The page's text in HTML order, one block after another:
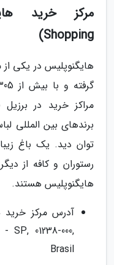
Shopping)
هایگنوپلیس در یکی از
مراکز خرید در برزیل
برندهای بین المللی
توان دید. یک باغ
رستوران و کافه از
هایگنوپلیس هستند.
01238-000,
Brasil